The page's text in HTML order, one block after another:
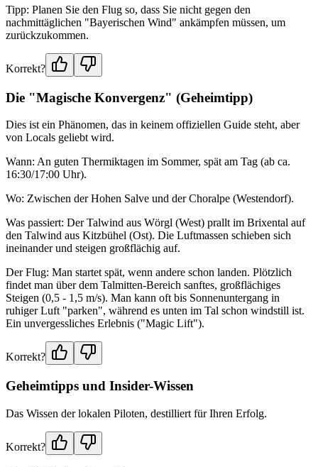
Tipp: Planen Sie den Flug so, dass Sie nicht gegen den
nachmittäglichen "Bayerischen Wind" ankämpfen müssen, um
zurückzukommen.
Korrekt?
Die "Magische Konvergenz" (Geheimtipp)
Dies ist ein Phänomen, das in keinem offiziellen Guide steht, aber
von Locals geliebt wird.
Wann: An guten Thermiktagen im Sommer, spät am Tag (ab ca.
16:30/17:00 Uhr).
Wo: Zwischen der Hohen Salve und der Choralpe (Westendorf).
Was passiert: Der Talwind aus Wörgl (West) prallt im Brixental auf
den Talwind aus Kitzbühel (Ost). Die Luftmassen schieben sich
ineinander und steigen großflächig auf.
Der Flug: Man startet spät, wenn andere schon landen. Plötzlich
findet man über dem Talmitten-Bereich sanftes, großflächiges
Steigen (0,5 - 1,5 m/s). Man kann oft bis Sonnenuntergang in
ruhiger Luft "parken", während es unten im Tal schon windstill ist.
Ein unvergessliches Erlebnis ("Magic Lift").
Korrekt?
Geheimtipps und Insider-Wissen
Das Wissen der lokalen Piloten, destilliert für Ihren Erfolg.
Korrekt?